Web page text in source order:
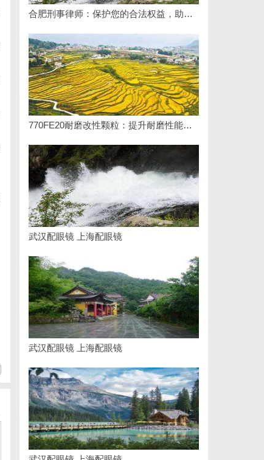
合肥刑事律师：保护您的合法权益，助您走出法律困境
770FE20耐磨改性颗粒：提升耐磨性能的革命性材料
武汉配眼镜 上海配眼镜
武汉配眼镜 上海配眼镜